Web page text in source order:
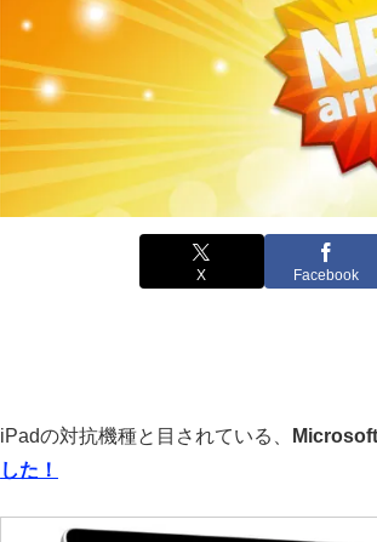
X Facebook
iPadの対抗機種と目されている、
した！